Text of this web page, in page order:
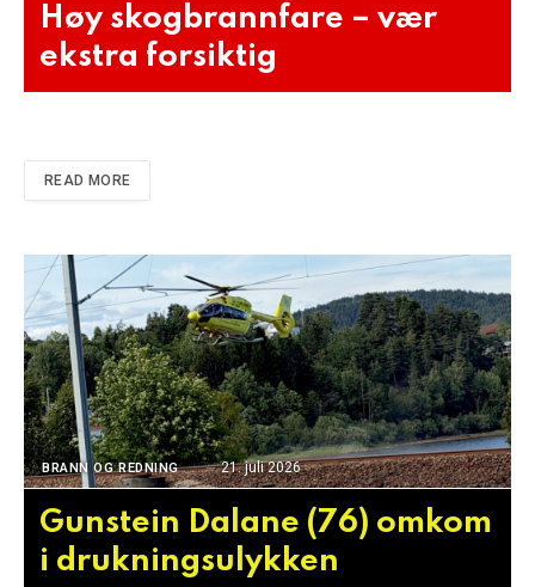
Høy skogbrannfare – vær
ekstra forsiktig
READ MORE
BRANN OG REDNING 21. juli 2026
Gunstein Dalane (76) omkom
i drukningsulykken